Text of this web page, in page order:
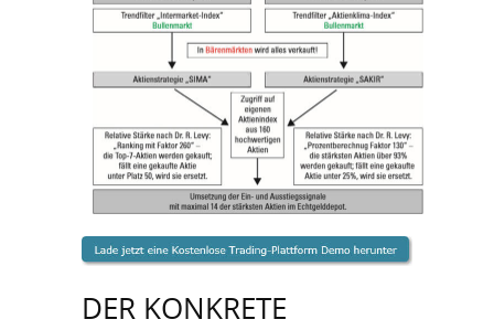
DER KONKRETE